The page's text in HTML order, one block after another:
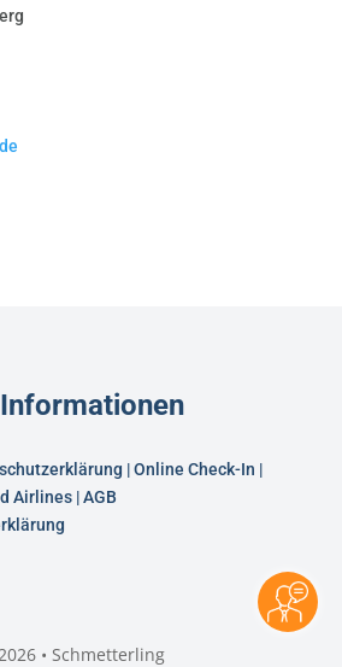
|Online Check-In |
Airlines|AGB
• Schmetterling